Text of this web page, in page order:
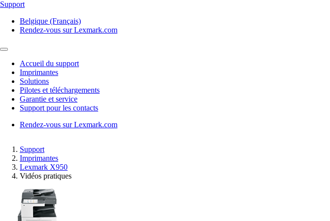
Support
Belgique (Français)
Rendez-vous sur Lexmark.com
Accueil du support
Imprimantes
Solutions
Pilotes et téléchargements
Garantie et service
Support pour les contacts
Rendez-vous sur Lexmark.com
Support
Imprimantes
Lexmark X950
Vidéos pratiques